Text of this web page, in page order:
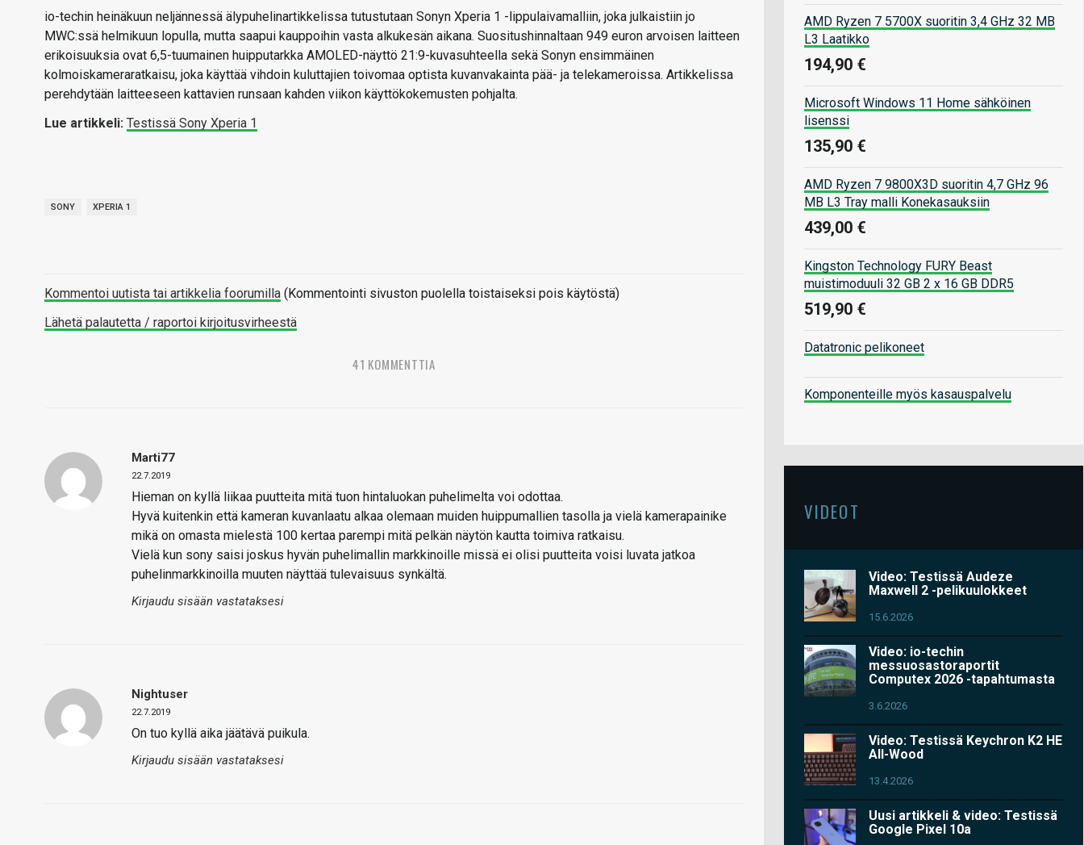
io-techin heinäkuun neljännessä älypuhelinartikkelissa tutustutaan Sonyn Xperia 1 -lippulaivamalliin, joka julkaistiin jo
MWC:ssä helmikuun lopulla, mutta saapui kauppoihin vasta alkukesän aikana. Suositushinnaltaan 949 euron arvoisen laitteen
erikoisuuksia ovat 6,5-tuumainen huipputarkka AMOLED-näyttö 21:9-kuvasuhteella sekä Sonyn ensimmäinen
kolmoiskameraratkaisu, joka käyttää vihdoin kuluttajien toivomaa optista kuvanvakainta pää- ja telekameroissa. Artikkelissa
perehdytään laitteeseen kattavien runsaan kahden viikon käyttökokemusten pohjalta.
Lue artikkeli: Testissä Sony Xperia 1
SONY XPERIA 1
Kommentoi uutista tai artikkelia foorumilla (Kommentointi sivuston puolella toistaiseksi pois käytöstä)
Lähetä palautetta / raportoi kirjoitusvirheestä
41 KOMMENTTIA
Marti77
22.7.2019
Hieman on kyllä liikaa puutteita mitä tuon hintaluokan puhelimelta voi odottaa.
Hyvä kuitenkin että kameran kuvanlaatu alkaa olemaan muiden huippumallien tasolla ja vielä kamerapainike
mikä on omasta mielestä 100 kertaa parempi mitä pelkän näytön kautta toimiva ratkaisu.
Vielä kun sony saisi joskus hyvän puhelimallin markkinoille missä ei olisi puutteita voisi luvata jatkoa
puhelinmarkkinoilla muuten näyttää tulevaisuus synkältä.
Kirjaudu sisään vastataksesi
Nightuser
22.7.2019
On tuo kyllä aika jäätävä puikula.
Kirjaudu sisään vastataksesi
AMD Ryzen 7 5700X suoritin 3,4 GHz 32 MB
L3 Laatikko
194,90 €
Microsoft Windows 11 Home sähköinen
lisenssi
135,90 €
AMD Ryzen 7 9800X3D suoritin 4,7 GHz 96
MB L3 Tray malli Konekasauksiin
439,00 €
Kingston Technology FURY Beast
muistimoduuli 32 GB 2 x 16 GB DDR5
519,90 €
Datatronic pelikoneet
Komponenteille myös kasauspalvelu
VIDEOT
Video: Testissä Audeze
Maxwell 2 -pelikuulokkeet
15.6.2026
Video: io-techin
messuosastoraportit
Computex 2026 -tapahtumasta
3.6.2026
Video: Testissä Keychron K2 HE
All-Wood
13.4.2026
Uusi artikkeli & video: Testissä
Google Pixel 10a